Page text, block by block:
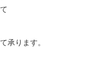
承ります。